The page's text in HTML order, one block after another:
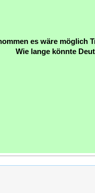
es wäre möglich
Wie lange könnte